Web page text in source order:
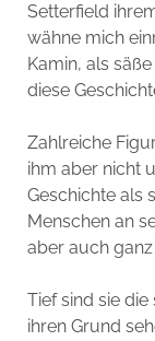
Setterfield
wähne mich
Kamin, als
diese
Zahlreiche
ihm aber nicht
Geschichte als
Menschen an
aber auch
Tief sind sie
ihren Grund